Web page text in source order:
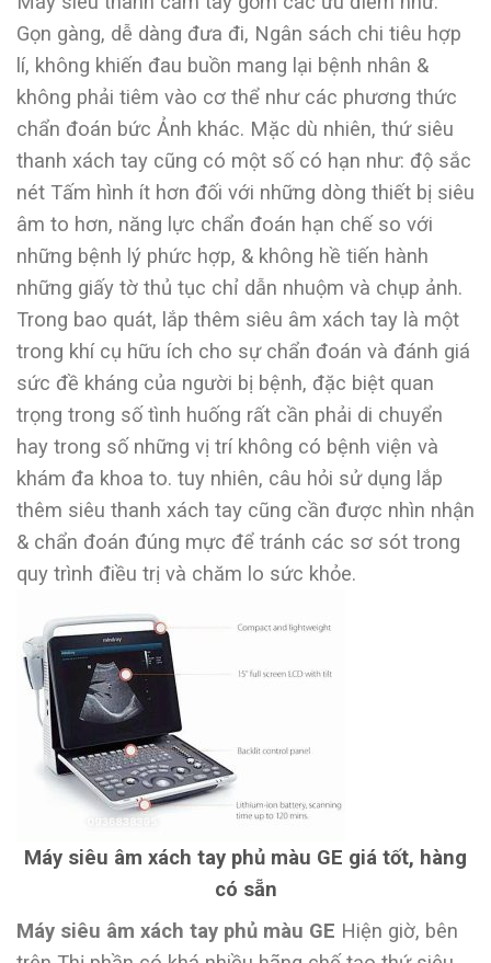
Gọn gàng, dễ dàng đưa đi, Ngân sách chi tiêu hợp
lí, không khiến đau buồn mang lại bệnh nhân &
không phải tiêm vào cơ thể như các phương thức
chẩn đoán bức Ảnh khác. Mặc dù nhiên, thứ siêu
thanh xách tay cũng có một số có hạn như: độ sắc
nét Tấm hình ít hơn đối với những dòng thiết bị siêu
âm to hơn, năng lực chẩn đoán hạn chế so với
những bệnh lý phức hợp, & không hề tiến hành
những giấy tờ thủ tục chỉ dẫn nhuộm và chụp ảnh.
Trong bao quát, lắp thêm siêu âm xách tay là một
trong khí cụ hữu ích cho sự chẩn đoán và đánh giá
sức đề kháng của người bị bệnh, đặc biệt quan
trọng trong số tình huống rất cần phải di chuyển
hay trong số những vị trí không có bệnh viện và
khám đa khoa to. tuy nhiên, câu hỏi sử dụng lắp
thêm siêu thanh xách tay cũng cần được nhìn nhận
& chẩn đoán đúng mực để tránh các sơ sót trong
quy trình điều trị và chăm lo sức khỏe.
Máy siêu âm xách tay phủ màu GE giá tốt, hàng
có sẵn
Máy siêu âm xách tay phủ màu GE Hiện giờ, bên